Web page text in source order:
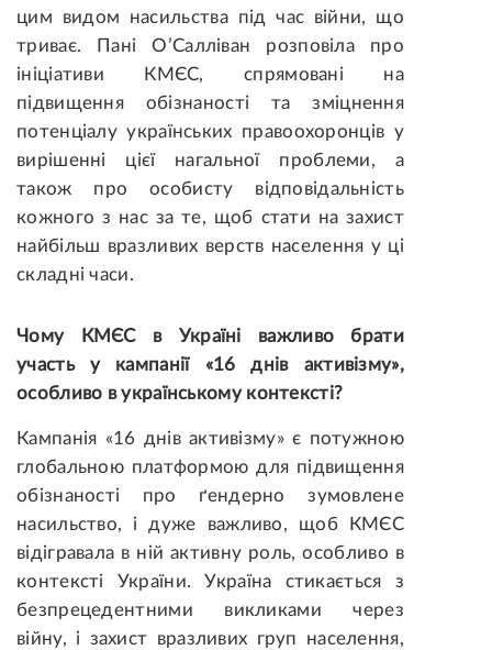
цим видом насильства під час війни, що
триває. Пані О’Салліван розповіла про
ініціативи КМЄС, спрямовані на
підвищення обізнаності та зміцнення
потенціалу українських правоохоронців у
вирішенні цієї нагальної проблеми, а
також про особисту відповідальність
кожного з нас за те, щоб стати на захист
найбільш вразливих верств населення у ці
складні часи.
Чому КМЄС в Україні важливо брати
участь у кампанії «16 днів активізму»,
особливо в українському контексті?
Кампанія «16 днів активізму» є потужною
глобальною платформою для підвищення
обізнаності про ґендерно зумовлене
насильство, і дуже важливо, щоб КМЄС
відігравала в ній активну роль, особливо в
контексті України. Україна стикається з
безпрецедентними викликами через
війну, і захист вразливих груп населення,